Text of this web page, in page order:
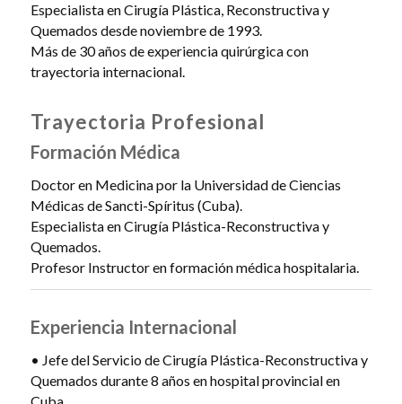
Especialista en Cirugía Plástica, Reconstructiva y
Quemados desde noviembre de 1993.
Más de 30 años de experiencia quirúrgica con
trayectoria internacional.
Trayectoria Profesional
Formación Médica
Doctor en Medicina por la Universidad de Ciencias
Médicas de Sancti-Spíritus (Cuba).
Especialista en Cirugía Plástica-Reconstructiva y
Quemados.
Profesor Instructor en formación médica hospitalaria.
Experiencia Internacional
• Jefe del Servicio de Cirugía Plástica-Reconstructiva y
Quemados durante 8 años en hospital provincial en